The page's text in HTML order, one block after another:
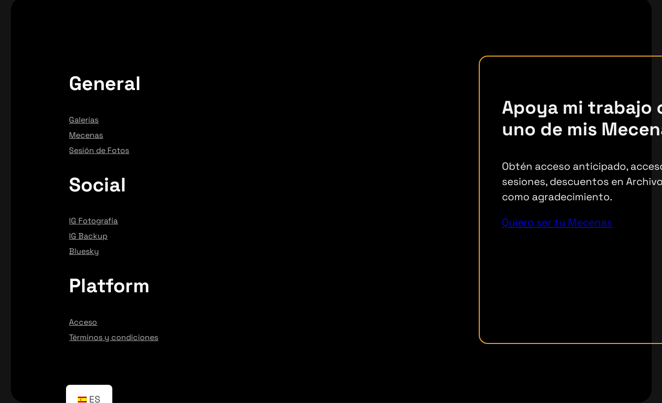
General
Galerías
Mecenas
Sesión de Fotos
Social
IG Fotografía
IG Backup
Bluesky
Platform
Acceso
Términos y condiciones
Apoya mi trabajo
uno de mis
Obtén acceso anticipado,
sesiones, descuentos en
como agradecimiento.
Quiero ser tu Mecenas
ES